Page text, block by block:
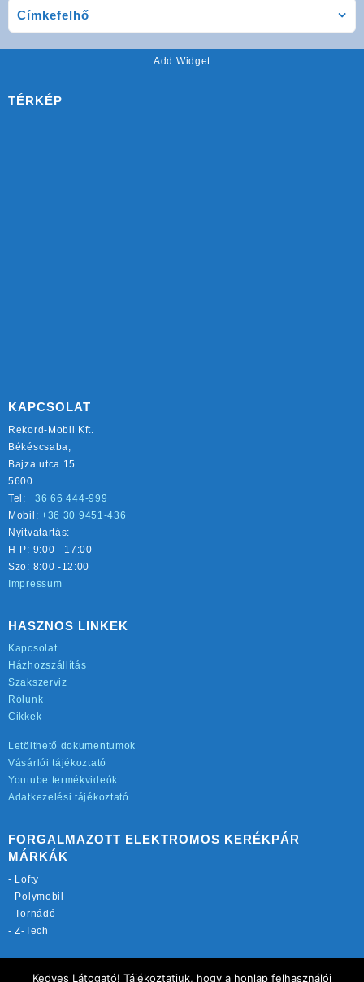
Címkefelhő
Add Widget
TÉRKÉP
KAPCSOLAT
Rekord-Mobil Kft.
Békéscsaba,
Bajza utca 15.
5600
Tel: +36 66 444-999
Mobil: +36 30 9451-436
Nyitvatartás:
H-P: 9:00 - 17:00
Szo: 8:00 -12:00
Impressum
HASZNOS LINKEK
Kapcsolat
Házhozszállítás
Szakszerviz
Rólunk
Cikkek
Letölthető dokumentumok
Vásárlói tájékoztató
Youtube termékvideók
Adatkezelési tájékoztató
FORGALMAZOTT ELEKTROMOS KERÉKPÁR
MÁRKÁK
- Lofty
- Polymobil
-Tornádó
-Z-Tech
Kedves Látogató! Tájékoztatjuk, hogy a honlap felhasználói